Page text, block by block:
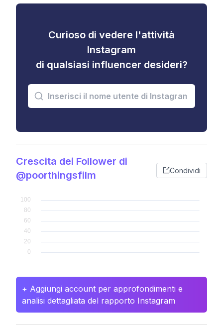
Curioso di vedere l'attività
Instagram
di qualsiasi influencer desideri?
Crescita dei Follower di
@poorthingsfilm
Condividi
+ Aggiungi account per approfondimenti e
analisi dettagliata del rapporto Instagram